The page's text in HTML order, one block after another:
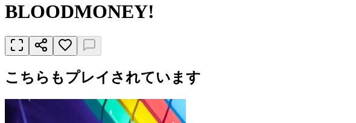
BLOODMONEY!
こちらもプレイされています